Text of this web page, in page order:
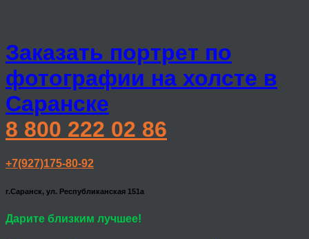
Заказать портрет по
фотографии на холсте в
Саранске
8 800 222 02 86
+7(927)175-80-92
г.Саранск, ул. Республиканская 151а
Дарите близким лучшее!